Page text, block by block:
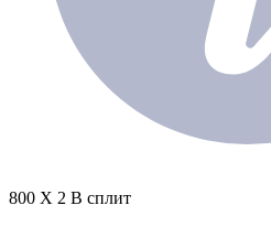
800 X 2 В сплит